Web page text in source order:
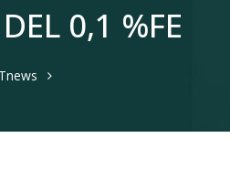
0,1 %FE